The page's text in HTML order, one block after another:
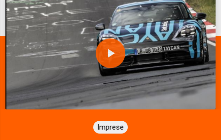
P
l
a
y
Imprese